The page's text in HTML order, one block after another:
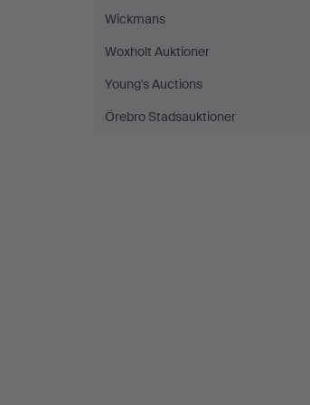
Wickmans
Woxholt Auktioner
Young's Auctions
Örebro Stadsauktioner